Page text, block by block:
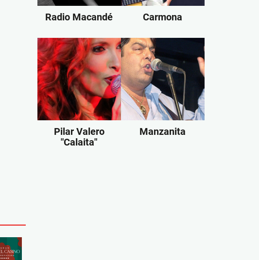
Radio Macandé Carmona
Pilar Valero
"Calaita"
Manzanita